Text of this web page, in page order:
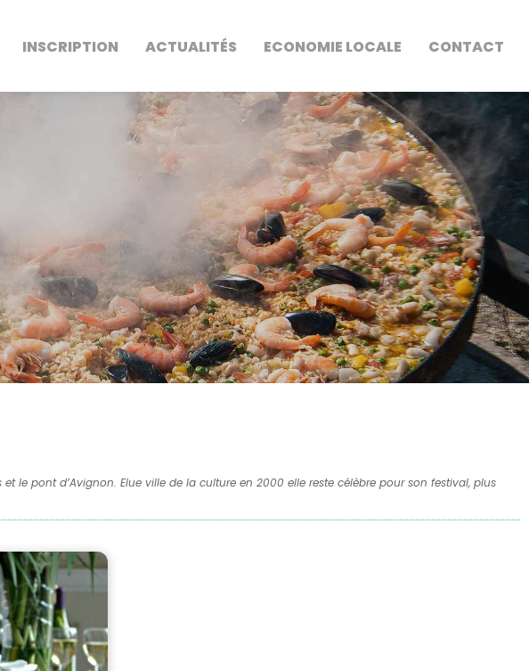
INSCRIPTION ACTUALITÉS ECONOMIE LOCALE CONTACT
le pont d’Avignon. Elue ville de la culture en 2000 elle reste célèbre pour son festival, plus